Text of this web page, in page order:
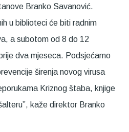
Branko Savanović.
u biblioteci će biti radnim
a subotom od 8 do 12
dva mjeseca. Podsjećamo
širenja novog virusa
Kriznog štaba, knjige
kaže direktor Branko